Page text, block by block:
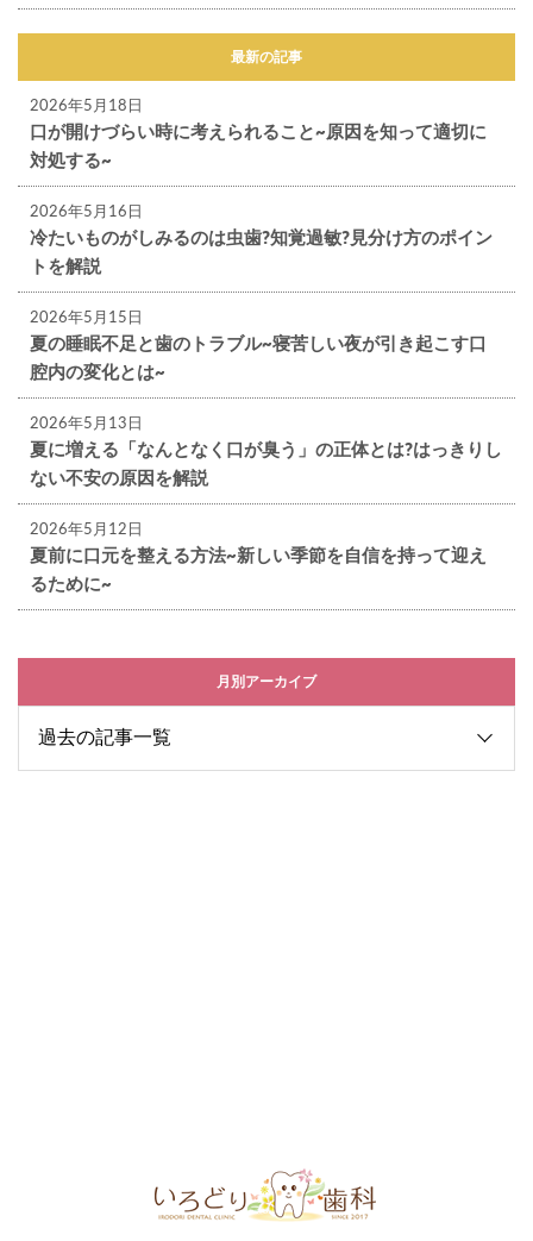
最新の記事
2026年5月18日
口が開けづらい時に考えられること~原因を知って適切に
対処する~
2026年5月16日
冷たいものがしみるのは虫歯?知覚過敏?見分け方のポイン
トを解説
2026年5月15日
夏の睡眠不足と歯のトラブル~寝苦しい夜が引き起こす口
腔内の変化とは~
2026年5月13日
夏に増える「なんとなく口が臭う」の正体とは?はっきりし
ない不安の原因を解説
2026年5月12日
夏前に口元を整える方法~新しい季節を自信を持って迎え
るために~
月別アーカイブ